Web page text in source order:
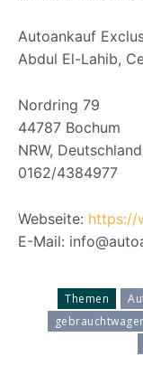
Autoankauf
Abdul El-Lahib,
Nordring 79
44787 Bochum
NRW, Deutschland
0162/4384977
Webseite: https://
E-Mail:
Themen